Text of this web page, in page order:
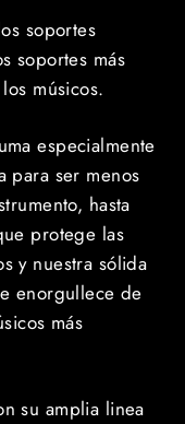
soportes
soportes más
músicos.
especialmente
para ser menos
hasta
protege las
y nuestra sólida
enorgullece de
más
su amplia linea